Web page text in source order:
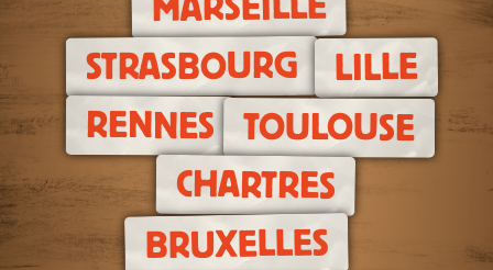
STRASBOURG LILLE
RENNES TOULOUSE
CHARTRES
BRUXELLES